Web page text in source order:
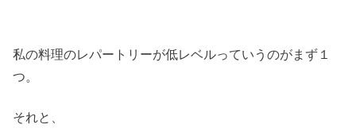
私の料理のレパートリーが低レベルっていうのがまず１
つ。
それと、